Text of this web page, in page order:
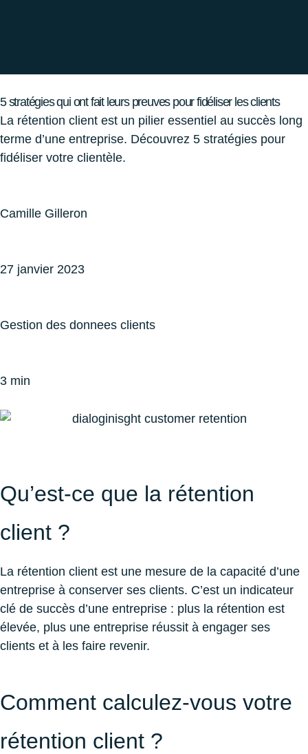
5 stratégies qui ont fait leurs preuves pour fidéliser les clients
La rétention client est un pilier essentiel au succès long
terme d’une entreprise. Découvrez 5 stratégies pour
fidéliser votre clientèle.
Camille Gilleron
27 janvier 2023
Gestion des donnees clients
3 min
Qu’est-ce que la rétention
client ?
La rétention client est une mesure de la capacité d’une
entreprise à conserver ses clients. C’est un indicateur
clé de succès d’une entreprise : plus la rétention est
élevée, plus une entreprise réussit à engager ses
clients et à les faire revenir.
Comment calculez-vous votre
rétention client ?